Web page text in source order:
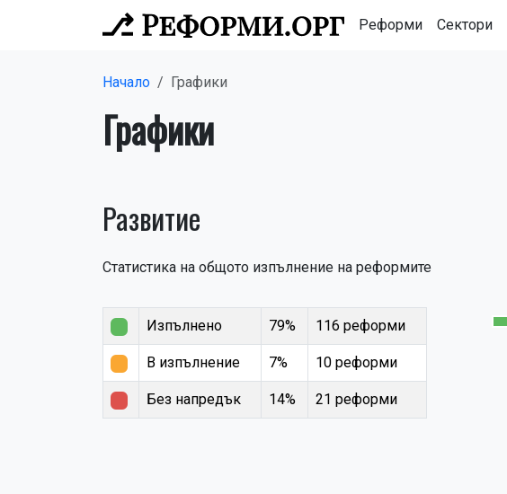
Реформи Сектори
Начало Графики
Графики
Развитие
Статистика на общото изпълнение на реформите
Изпълнено 79% 116 реформи
В изпълнение 7% 10 реформи
Без напредък 14% 21 реформи